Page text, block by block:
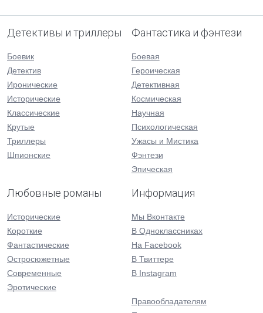
Детективы и триллеры
Боевик
Детектив
Иронические
Исторические
Классические
Крутые
Триллеры
Шпионские
Фантастика и фэнтези
Боевая
Героическая
Детективная
Космическая
Научная
Психологическая
Ужасы и Мистика
Фэнтези
Эпическая
Любовные романы
Исторические
Короткие
Фантастические
Остросюжетные
Современные
Эротические
Информация
Мы Вконтакте
В Одноклассниках
На Facebook
В Твиттере
В Instagram
Правообладателям